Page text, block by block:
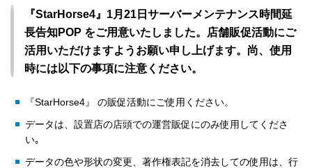
『StarHorse4』1月21日サーバーメンテナンス時間延
長告知POP をご用意いたしました。店舗販促活動にご
活用いただけますようお願い申し上げます。尚、使用
時には以下の事項に注意ください。
『StarHorse4』 の販促活動にご使用ください。
データは、設置店の店頭での運営販促にのみ使用してくださ
い｡
データの色や形状の変更、著作権表記を消去しての使用は、行